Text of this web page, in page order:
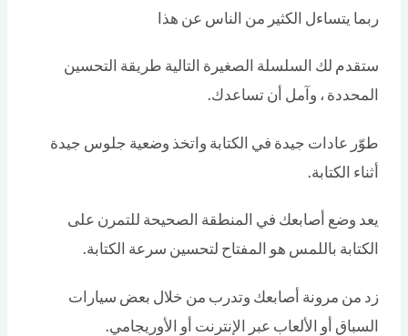
ربما يتساءل الكثير من الناس عن هذا
ستقدم لك السلسلة الصغيرة التالية طريقة التحسين
المحددة ، وآمل أن تساعدك.
طوّر عادات جيدة في الكتابة واتخذ وضعية جلوس جيدة
أثناء الكتابة.
يعد وضع أصابعك في المنطقة الصحيحة للتمرن على
الكتابة باللمس هو المفتاح لتحسين سرعة الكتابة.
زد من مرونة أصابعك وتدرب من خلال بعض سيارات
السباق أو الألعاب عبر الإنترنت أو الأوريجامي.